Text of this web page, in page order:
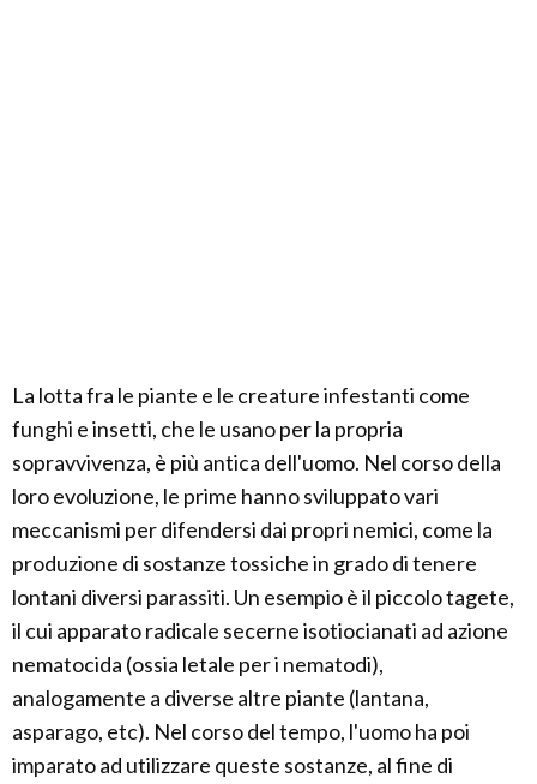
La lotta fra le piante e le creature infestanti come
funghi e insetti, che le usano per la propria
sopravvivenza, è più antica dell'uomo. Nel corso della
loro evoluzione, le prime hanno sviluppato vari
meccanismi per difendersi dai propri nemici, come la
produzione di sostanze tossiche in grado di tenere
lontani diversi parassiti. Un esempio è il piccolo tagete,
il cui apparato radicale secerne isotiocianati ad azione
nematocida (ossia letale per i nematodi),
analogamente a diverse altre piante (lantana,
asparago, etc). Nel corso del tempo, l'uomo ha poi
imparato ad utilizzare queste sostanze, al fine di